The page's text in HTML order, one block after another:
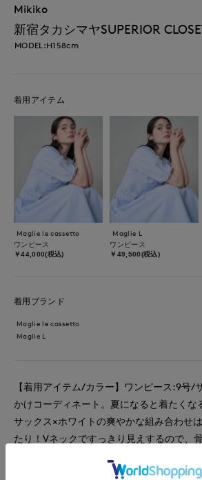
Mikiko
新宿タカシマヤSUPERIOR
MODEL:H158cm
着用アイテム
Maglie le cassetto
ワンピース
￥44,000(税込)
Maglie L
ワンピース
￥49,500(税込)
着用ブランド
Maglie le cassetto
Maglie L
【着用アイテム/カラー】ワンピース:9号
かけコーディネート。夏になると着たくな
サックス×ホワイトの爽やかな組み合わせ
たり！Vネックですっきり見えするので、
らに二の腕はカバー出来るぽわん袖と、隠